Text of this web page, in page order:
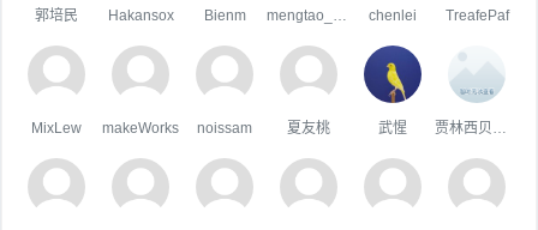
郭培民 Hakansox Bienm chenlei TreafePaf
MixLew makeWorks noissam 夏友桃 武惺